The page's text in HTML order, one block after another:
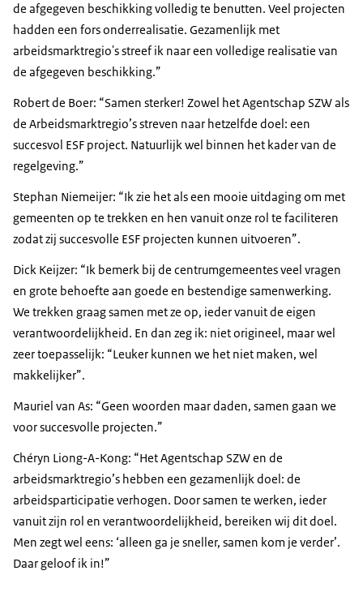
de afgegeven beschikking volledig te benutten. Veel projecten
hadden een fors onderrealisatie. Gezamenlijk met
arbeidsmarktregio's streef ik naar een volledige realisatie van
de afgegeven beschikking.”
Robert de Boer: “Samen sterker! Zowel het Agentschap SZW als
de Arbeidsmarktregio’s streven naar hetzelfde doel: een
succesvol ESF project. Natuurlijk wel binnen het kader van de
regelgeving.”
Stephan Niemeijer: “Ik zie het als een mooie uitdaging om met
gemeenten op te trekken en hen vanuit onze rol te faciliteren
zodat zij succesvolle ESF projecten kunnen uitvoeren”.
Dick Keijzer: “Ik bemerk bij de centrumgemeentes veel vragen
en grote behoefte aan goede en bestendige samenwerking.
We trekken graag samen met ze op, ieder vanuit de eigen
verantwoordelijkheid. En dan zeg ik: niet origineel, maar wel
zeer toepasselijk: “Leuker kunnen we het niet maken, wel
makkelijker”.
Mauriel van As: “Geen woorden maar daden, samen gaan we
voor succesvolle projecten.”
Chéryn Liong-A-Kong: “Het Agentschap SZW en de
arbeidsmarktregio’s hebben een gezamenlijk doel: de
arbeidsparticipatie verhogen. Door samen te werken, ieder
vanuit zijn rol en verantwoordelijkheid, bereiken wij dit doel.
Men zegt wel eens: ‘alleen ga je sneller, samen kom je verder’.
Daar geloof ik in!”